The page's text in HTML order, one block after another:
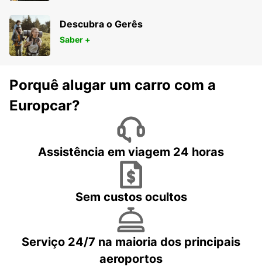
Descubra o Gerês
Saber +
Porquê alugar um carro com a
Europcar?
Assistência em viagem 24 horas
Sem custos ocultos
Serviço 24/7 na maioria dos principais
aeroportos